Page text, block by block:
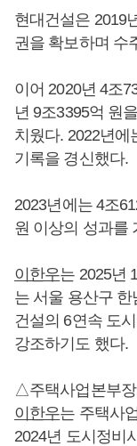
현대건설은 2019
권을 확보하며 수
이어 2020년 4조
년 9조3395억 원
치웠다. 2022년에
기록을 경신했다.
2023년에는 4조
원 이상의 성과를
이한우는 2025년
는 서울 용산구
건설의 6연속 도
강조하기도 했다.
△주택사업본부장
이한우는 주택사
2024년 도시정비